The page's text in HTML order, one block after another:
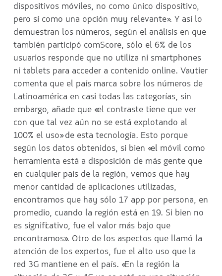
dispositivos móviles, no como único dispositivo,
pero sí como una opción muy relevante». Y así lo
demuestran los números, según el análisis en que
también participó comScore, sólo el 6% de los
usuarios responde que no utiliza ni smartphones
ni tablets para acceder a contenido online. Vautier
comenta que el país marca sobre los números de
Latinoamérica en casi todas las categorías, sin
embargo, añade que «el contraste tiene que ver
con que tal vez aún no se está explotando al
100% el uso» de esta tecnología. Esto porque
según los datos obtenidos, si bien «el móvil como
herramienta está a disposición de más gente que
en cualquier país de la región, vemos que hay
menor cantidad de aplicaciones utilizadas,
encontramos que hay sólo 17 app por persona, en
promedio, cuando la región está en 19. Si bien no
es significativo, fue el valor más bajo que
encontramos». Otro de los aspectos que llamó la
atención de los expertos, fue el alto uso que la
red 3G mantiene en el país. «En la región la